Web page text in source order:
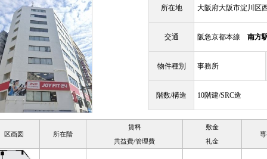
所在地 大阪府大阪市淀川区
交通 阪急京都本線 南方
物件種別 事務所
階数/構造 10階建/SRC造
区画図 所在階
賃料
共益費/管理費
敷金
礼金